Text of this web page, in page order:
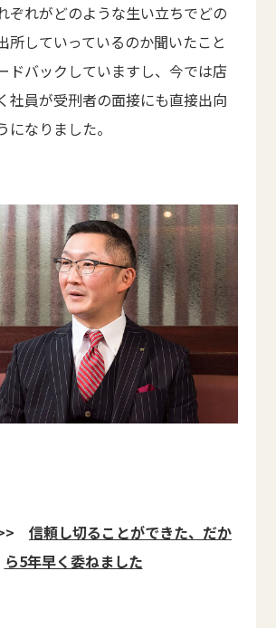
ぞれがどのような生い立ちでどの
所していっているのか聞いたこと
ドバックしていますし、今では店
社員が受刑者の面接にも直接出向
になりました。
信頼し切ることができた、だか
ら5年早く委ねました